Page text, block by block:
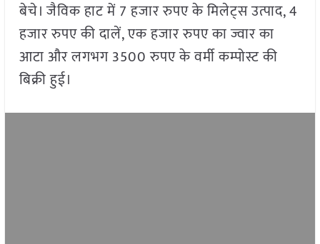
बेचे। जैविक हाट में 7 हजार रुपए के मिलेट्स उत्पाद, 4
हजार रुपए की दालें, एक हजार रुपए का ज्वार का
आटा और लगभग 3500 रुपए के वर्मी कम्पोस्ट की
बिक्री हुई।